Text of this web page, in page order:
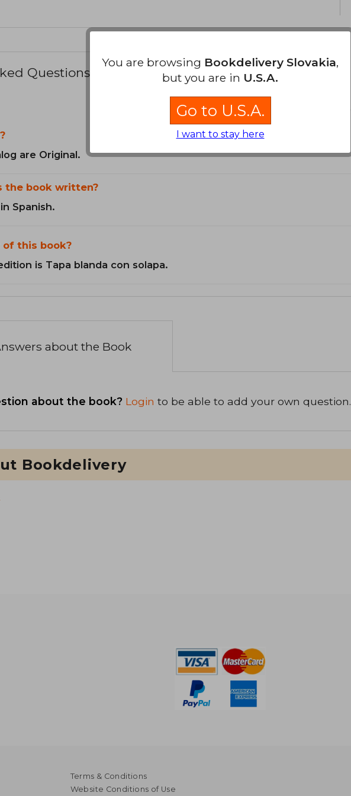
Questions about
are Original.
the book written?
Spanish.
this book?
is Tapa blanda con solapa.
about the Book
about the book? Login to be able to add your own question.
Bookdelivery
Terms & Conditions
Website Conditions of Use
You are browsing Bookdelivery Slovakia,
but you are in U.S.A.
Go to U.S.A.
I want to stay here